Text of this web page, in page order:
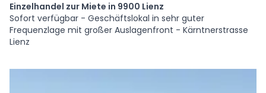
Einzelhandel zur Miete in 9900 Lienz
Sofort verfügbar - Geschäftslokal in sehr guter
Frequenzlage mit großer Auslagenfront - Kärntnerstrasse
Lienz